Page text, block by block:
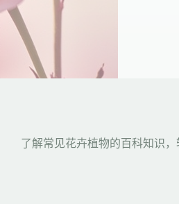
了解常见花卉植物的百科知识